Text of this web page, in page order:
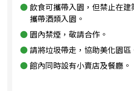
飲食可攜帶入園，但禁止在
攜帶酒類入園。
園內禁煙，敬請合作。
請將垃圾帶走，協助美化園區
館內同時設有小賣店及餐廳。